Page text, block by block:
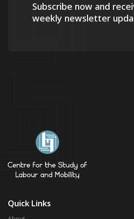
Subscribe now and
weekly newsletter
Quick Links